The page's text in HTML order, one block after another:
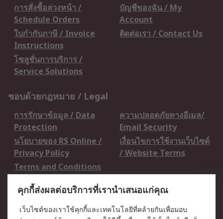
การสั่งซื้อล่วงหน้า /
Schedule Orders
บัญชีของฉัน / My
Account
ใบกำกับภาษี / Invoice
Instructions
ติดต่อเรา / Contact Us
โซลูชั่นการบริการ /
Service Solutions
ชอบด้วยกฎหมาย / Legal
การรักษาข้อมูล / Data
Protection
ความปลอดภัยทางอีเมล/
Email Security
นโยบายของ RS Online /
Privacy Policy
เงื่อนไขการใช้งานเว็บไซต์
/ Website Terms
Terms and Conditions
เกี่ยวกับ RS / About RS
คุกกี้ส่งผลต่อบริการที่เรานำเสนอแก่คุณ
เว็บไซต์ของเราใช้คุกกี้และเทคโนโลยีที่คล้ายกันเพื่อมอบ